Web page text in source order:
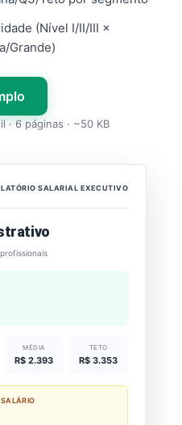
(Nível I/II/III ×
Grande)
· 6 páginas · ~50 KB
SALARIAL EXECUTIVO
profissionais
MÉDIA
R$ 2.393
TETO
R$ 3.353